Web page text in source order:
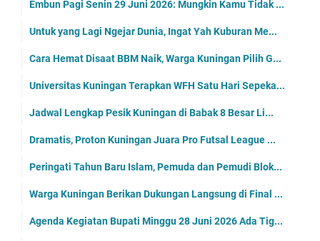
Embun Pagi Senin 29 Juni 2026: Mungkin Kamu Tidak ...
Untuk yang Lagi Ngejar Dunia, Ingat Yah Kuburan Me...
Cara Hemat Disaat BBM Naik, Warga Kuningan Pilih G...
Universitas Kuningan Terapkan WFH Satu Hari Sepeka...
Jadwal Lengkap Pesik Kuningan di Babak 8 Besar Li...
Dramatis, Proton Kuningan Juara Pro Futsal League ...
Peringati Tahun Baru Islam, Pemuda dan Pemudi Blok...
Warga Kuningan Berikan Dukungan Langsung di Final ...
Agenda Kegiatan Bupati Minggu 28 Juni 2026 Ada Tig...